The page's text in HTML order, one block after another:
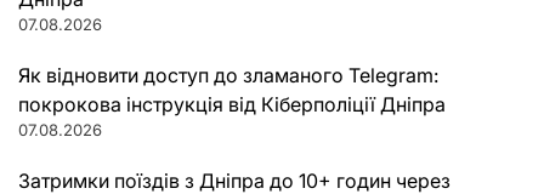
07.08.2026
Як відновити доступ до зламаного Telegram:
покрокова інструкція від Кіберполіції Дніпра
07.08.2026
Затримки поїздів з Дніпра до 10+ годин через